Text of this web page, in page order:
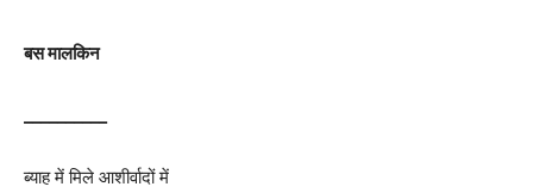
बस मालकिन
ब्याह में मिले आशीर्वादों में